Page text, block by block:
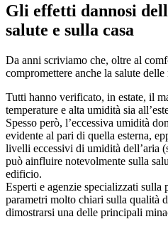
Gli effetti dannosi
salute e sulla casa
Da anni scriviamo che, oltre al
compromettere anche la salute
Tutti hanno verificato, in estate, il
temperature e alta umidità sia
Spesso però, l’eccessiva umidità
evidente al pari di quella esterna,
livelli eccessivi di umidità dell’aria
può ainfluire notevolmente sulla
edificio.
Esperti e agenzie specializzati sulla
parametri molto chiari sulla qualità
dimostrarsi una delle principali